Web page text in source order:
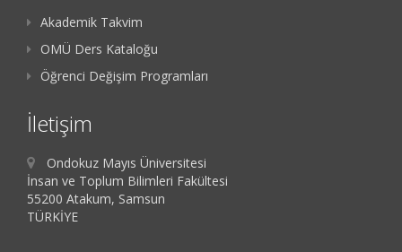
Akademik Takvim
OMÜ Ders Kataloğu
Öğrenci Değişim Programları
İletişim
Ondokuz Mayıs Üniversitesi
İnsan ve Toplum Bilimleri Fakültesi
55200 Atakum, Samsun
TÜRKİYE